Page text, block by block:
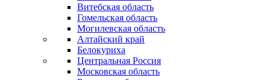
Витебская область
Гомельская область
Могилевская область
Алтайский край
Белокуриха
Центральная Россия
Московская область